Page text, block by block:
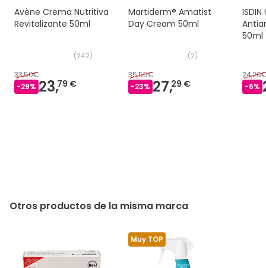
Avène Crema Nutritiva
Revitalizante 50ml
(242)
33,50€
-29% 23,79 €
Martiderm® Amatist
Day Cream 50ml
(2)
35,55€
-23% 27,29 €
50ml
-6%
Otros productos de la misma marca
Muy TOP